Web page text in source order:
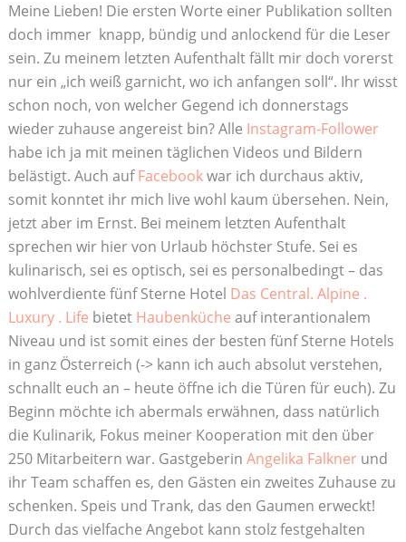
Meine Lieben! Die ersten Worte einer Publikation sollten
doch immer knapp, bündig und anlockend für die Leser
sein. Zu meinem letzten Aufenthalt fällt mir doch vorerst
nur ein „ich weiß garnicht, wo ich anfangen soll“. Ihr wisst
schon noch, von welcher Gegend ich donnerstags
wieder zuhause angereist bin? Alle Instagram-Follower
habe ich ja mit meinen täglichen Videos und Bildern
belästigt. Auch aufFacebookwar ich durchaus aktiv,
somit konntet ihr mich live wohl kaum übersehen. Nein,
jetzt aber im Ernst. Bei meinem letzten Aufenthalt
sprechen wir hier von Urlaub höchster Stufe. Sei es
kulinarisch, sei es optisch, sei es personalbedingt – das
wohlverdiente fünf Sterne Hotel Das Central. Alpine .
Luxury . Life bietet Haubenküche auf interantionalem
Niveau und ist somit eines der besten fünf Sterne Hotels
in ganz Österreich (-> kann ich auch absolut verstehen,
schnallt euch an – heute öffne ich die Türen für euch). Zu
Beginn möchte ich abermals erwähnen, dass natürlich
die Kulinarik, Fokus meiner Kooperation mit den über
250 Mitarbeitern war. Gastgeberin Angelika Falknerund
ihr Team schaffen es, den Gästen ein zweites Zuhause zu
schenken. Speis und Trank, das den Gaumen erweckt!
Durch das vielfache Angebot kann stolz festgehalten